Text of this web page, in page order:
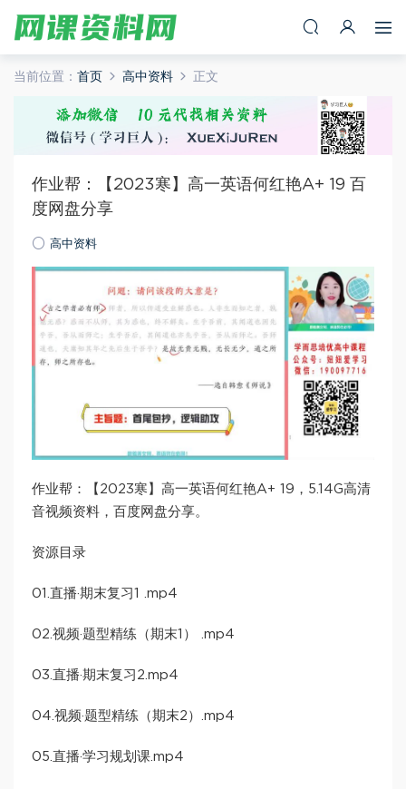
当前位置： 首页 高中资料 正文
作业帮：【2023寒】高一英语何红艳A+ 19 百
度网盘分享
高中资料
作业帮：【2023寒】高一英语何红艳A+ 19，5.14G高清
音视频资料，百度网盘分享。
资源目录
01.直播·期末复习1 .mp4
02.视频·题型精练（期末1） .mp4
03.直播·期末复习2.mp4
04.视频·题型精练（期末2）.mp4
05.直播·学习规划课.mp4